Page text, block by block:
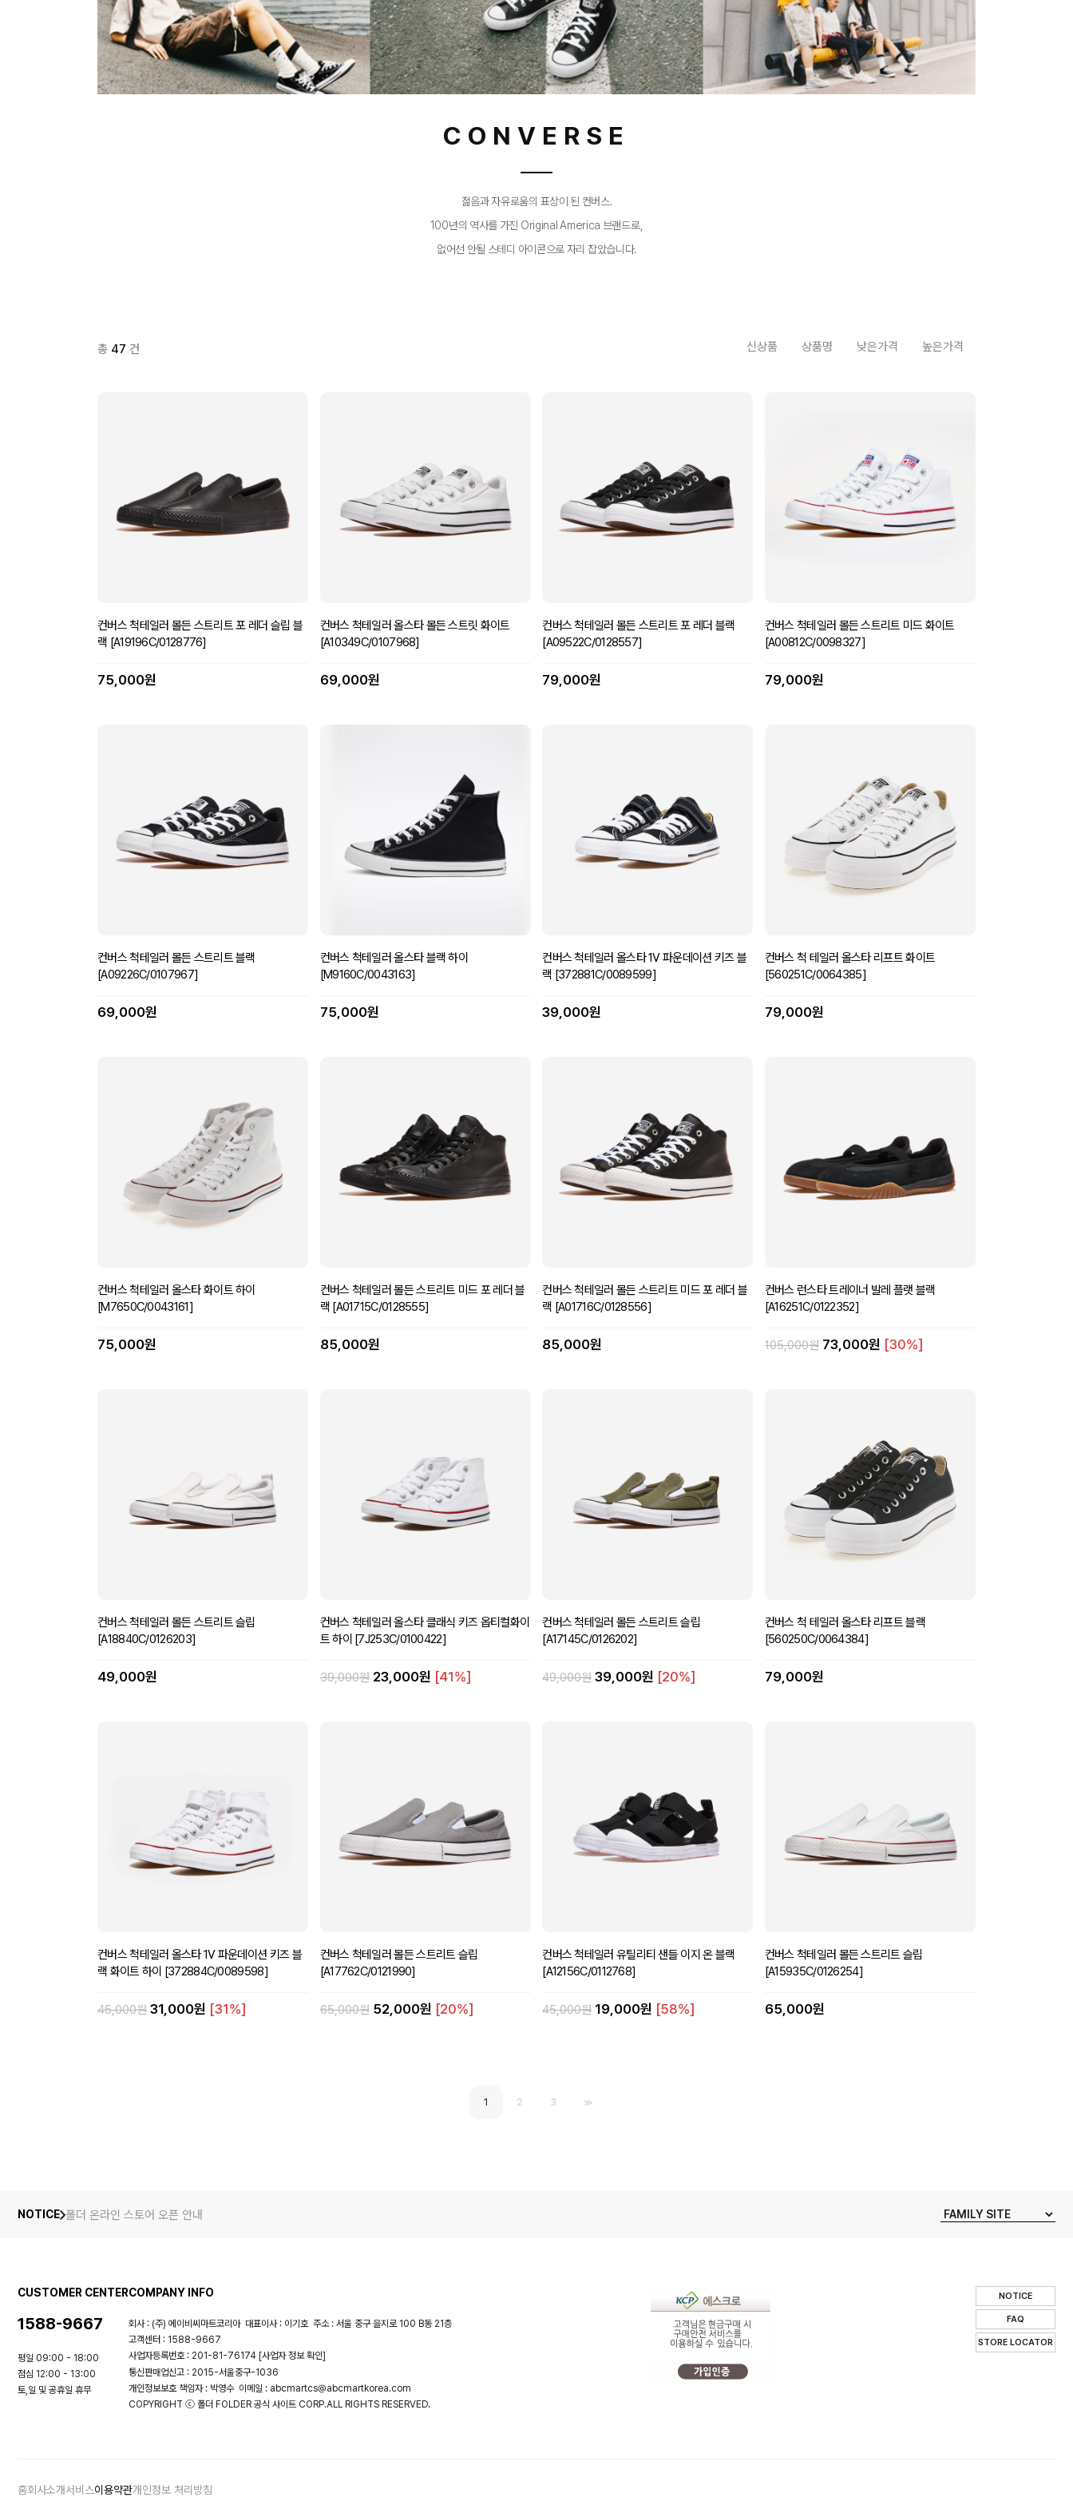
CONVERSE
젊음과 자유로움의 표상이 된 컨버스.
100년의 역사를 가진 Original America 브랜드로,
없어선 안될 스테디 아이콘으로 자리 잡았습니다.
총 47 건 신상품 상품명 낮은가격 높은가격
컨버스 척테일러 몰든 스트리트 포 레더 슬립 블
랙 [A19196C/0128776]
75,000원
컨버스 척테일러 올스타 몰든 스트릿 화이트
[A10349C/0107968]
69,000원
컨버스 척테일러 몰든 스트리트 포 레더 블랙
[A09522C/0128557]
79,000원
컨버스 척테일러 몰든 스트리트 미드 화이트
[A00812C/0098327]
79,000원
컨버스 척테일러 몰든 스트리트 블랙
[A09226C/0107967]
69,000원
컨버스 척테일러 올스타 블랙 하이
[M9160C/0043163]
75,000원
컨버스 척테일러 올스타 1V 파운데이션 키즈 블
랙 [372881C/0089599]
39,000원
컨버스 척 테일러 올스타 리프트 화이트
[560251C/0064385]
79,000원
컨버스 척테일러 올스타 화이트 하이
[M7650C/0043161]
75,000원
컨버스 척테일러 몰든 스트리트 미드 포 레더 블
랙 [A01715C/0128555]
85,000원
컨버스 척테일러 몰든 스트리트 미드 포 레더 블
랙 [A01716C/0128556]
85,000원
컨버스 런스타 트레이너 발레 플랫 블랙
[A16251C/0122352]
105,000원 73,000원 [30%]
컨버스 척테일러 몰든 스트리트 슬립
[A18840C/0126203]
49,000원
컨버스 척테일러 올스타 클래식 키즈 옵티컬화이
트 하이 [7J253C/0100422]
39,000원 23,000원 [41%]
컨버스 척테일러 몰든 스트리트 슬립
[A17145C/0126202]
49,000원 39,000원 [20%]
컨버스 척 테일러 올스타 리프트 블랙
[560250C/0064384]
79,000원
컨버스 척테일러 올스타 1V 파운데이션 키즈 블
랙 화이트 하이 [372884C/0089598]
45,000원 31,000원 [31%]
컨버스 척테일러 몰든 스트리트 슬립
[A17762C/0121990]
65,000원 52,000원 [20%]
컨버스 척테일러 유틸리티 샌들 이지 온 블랙
[A12156C/0112768]
45,000원 19,000원 [58%]
컨버스 척테일러 몰든 스트리트 슬립
[A15935C/0126254]
65,000원
1 2 3 >>
NOTICE 폴더 온라인 스토어 오픈 안내
CUSTOMER CENTER
1588-9667
평일 09:00 - 18:00
점심 12:00 - 13:00
토,일 및 공휴일 휴무
COMPANY INFO
회사 : (주) 에이비씨마트코리아 대표이사 : 이기호 주소 : 서울 중구 을지로 100 B동 21층
고객센터 : 1588-9667
사업자등록번호 : 201-81-76174 [사업자 정보 확인]
통신판매업신고 : 2015-서울중구-1036
개인정보보호 책임자 : 박영수 이메일 : abcmartcs@abcmartkorea.com
COPYRIGHT ⓒ 폴더 FOLDER 공식 사이트 CORP.ALL RIGHTS RESERVED.
NOTICE
FAQ
STORE LOCATOR
홈회사소개서비스이용약관개인정보 처리방침